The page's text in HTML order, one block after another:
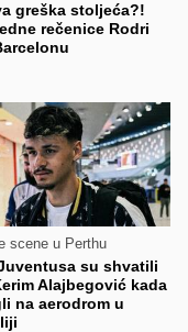
greška stoljeća?!
rečenice Rodri
scene u Perthu
su shvatili
Alajbegović kada
na aerodrom u